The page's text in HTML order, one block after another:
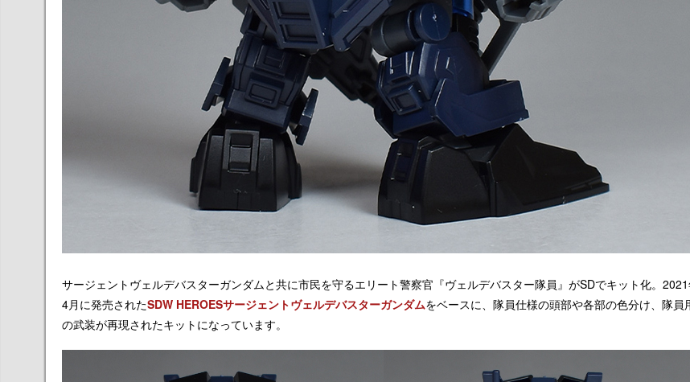
サージェントヴェルデバスターガンダムと共に市民を守るエリート警察官『ヴェルデバスター隊員』がSDでキット化。
4月に発売されたSDW HEROESサージェントヴェルデバスターガンダムをベースに、隊員仕様の頭部や各部の色分け、隊員
の武装が再現されたキットになっています。